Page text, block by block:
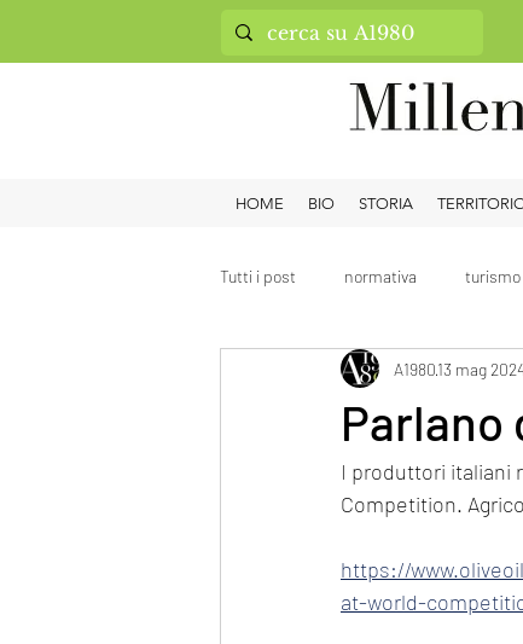
HOME BIO STORIA
Tutti i post normativa turismo
Parlano
A198013 mag
I produttori italiani
Competition.
https://
at-world-